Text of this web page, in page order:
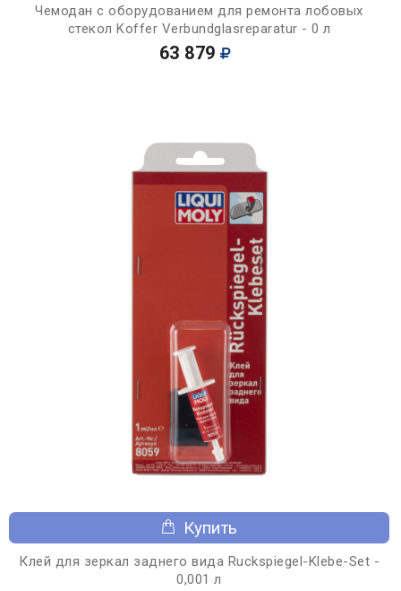
Чемодан с оборудованием для ремонта лобовых
стекол Koffer Verbundglasreparatur - 0 л
63 879
Купить
Клей для зеркал заднего вида Ruckspiegel-Klebe-Set -
0,001 л